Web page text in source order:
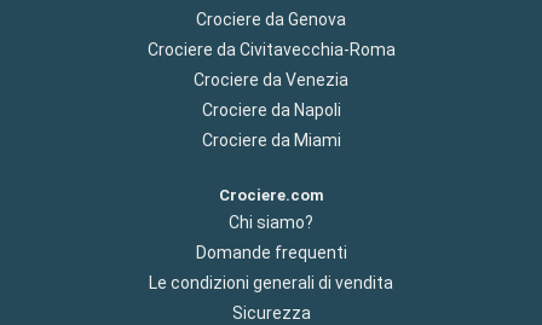
Crociere da Genova
Crociere da Civitavecchia-Roma
Crociere da Venezia
Crociere da Napoli
Crociere da Miami
Crociere.com
Chi siamo?
Domande frequenti
Le condizioni generali di vendita
Sicurezza